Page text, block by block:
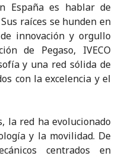
España es hablar de
raíces se hunden en
innovación y orgullo
de Pegaso, IVECO
y una red sólida de
con la excelencia y el
la red ha evolucionado
y la movilidad. De
centrados en